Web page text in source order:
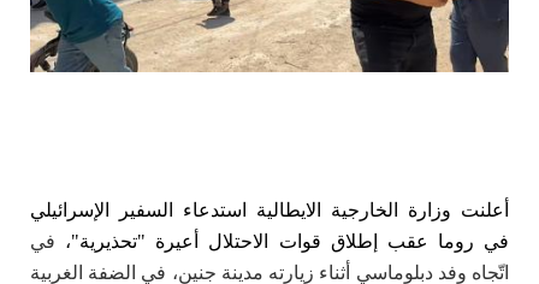
أعلنت وزارة الخارجية الايطالية استدعاء السفير الإسرائيلي
في روما عقب
إطلاق قوات الاحتلال أعيرة "تحذيرية"، في
اتّجاه وفد دبلوماسي أثناء زيارته مدينة جنين، في الضفة الغربية